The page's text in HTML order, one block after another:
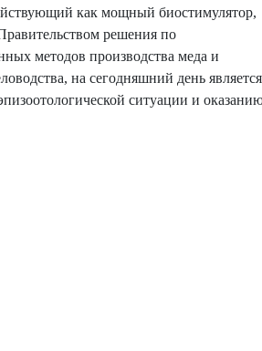
как мощный биостимулятор,
решения по
методов производства меда и
на сегодняшний день является
ситуации и